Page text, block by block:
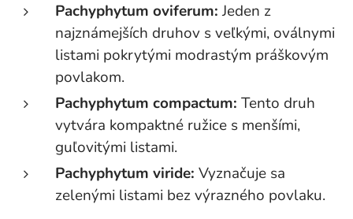
Pachyphytum oviferum:Jeden z
najznámejších druhov s veľkými, oválnymi
listami pokrytými modrastým práškovým
povlakom.
Pachyphytum compactum: Tento druh
vytvára kompaktné ružice s menšími,
guľovitými listami.
Pachyphytum viride: Vyznačuje sa
zelenými listami bez výrazného povlaku.